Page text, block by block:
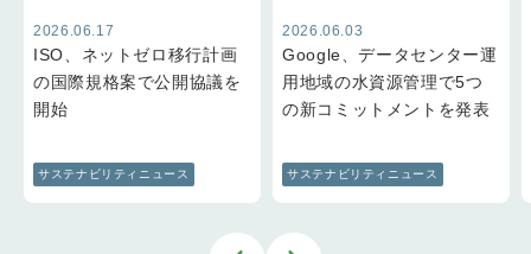
2026.06.17
ISO、ネットゼロ移行計画
の国際規格案で公開協議を
開始
サステナビリティニュース
2026.06.03
Google、データセンター運
用地域の水資源管理で5つ
の新コミットメントを発表
サステナビリティニュース